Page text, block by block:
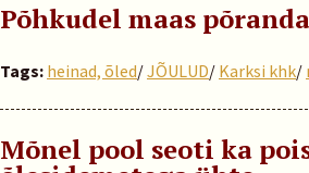
Põhkudel maas
Tags: heinad, õled/JÕULUD/ Karksi khk/
Mõnel pool seoti ka